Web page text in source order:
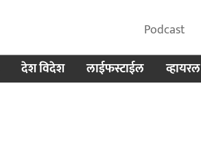
Podcast
देश विदेश लाईफस्टाईल